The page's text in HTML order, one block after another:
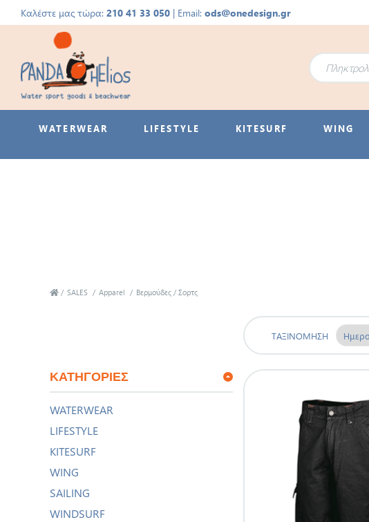
Καλέστε μας τώρα:210 41 33 050 | Email:ods@onedesign.gr
WATERWEAR LIFESTYLE KITESURF WING
/ SALES / Αpparel / Βερμούδες / Σορτς
ΚΑΤΗΓΟΡΊΕΣ
WATERWEAR
LIFESTYLE
KITESURF
WING
SAILING
WINDSURF
ΤΑΞΙΝΌΜΗΣΗ